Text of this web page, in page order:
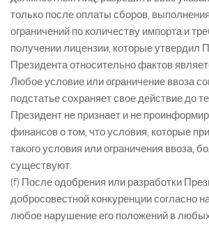
только после оплаты сборов,
ограничений по количеству импорта и
получении лицензии, которые утвердил
Президента относительно фактов
Любое условие или ограничение ввоза
подстатье сохраняет свое действие до
Президент не признает и не
финансов о том, что условия, которые
такого условия или ограничения ввоза,
существуют.
(f) После одобрения или разработки
добросовестной конкуренции согласно
любое нарушение его положений в